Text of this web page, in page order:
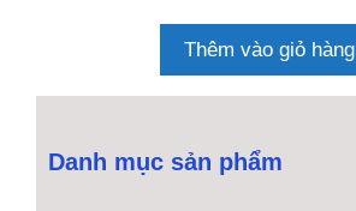
à
Thêm vào giỏ hàng
Danh mục sản phẩm